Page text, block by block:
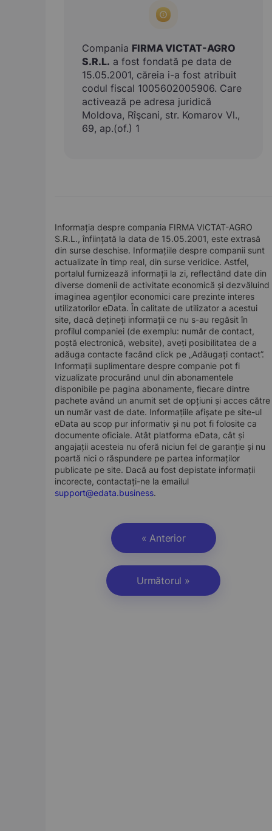
Compania FIRMA VICTAT-AGRO
S.R.L. a fost fondată pe data de
15.05.2001, căreia i-a fost atribuit
codul fiscal 1005602005906. Care
activează pe adresa juridică
Moldova, Rîşcani, str. Komarov Vl.,
69, ap.(of.) 1
Informația despre compania FIRMA VICTAT-AGRO
S.R.L., înființată la data de 15.05.2001, este extrasă
din surse deschise. Informațiile despre companii sunt
actualizate în timp real, din surse veridice. Astfel,
portalul furnizează informații la zi, reflectând date din
diverse domenii de activitate economică și dezvăluind
imaginea agenților economici care prezinte interes
utilizatorilor eData. În calitate de utilizator a acestui
site, dacă dețineți informații ce nu s-au regăsit în
profilul companiei (de exemplu: număr de contact,
poștă electronică, website), aveți posibilitatea de a
adăuga contacte facând click pe „Adăugați contact”.
Informații suplimentare despre companie pot fi
vizualizate procurând unul din abonamentele
disponibile pe pagina abonamente, fiecare dintre
pachete având un anumit set de opțiuni și acces către
un număr vast de date. Informațiile afișate pe site-ul
eData au scop pur informativ și nu pot fi folosite ca
documente oficiale. Atât platforma eData, cât și
angajații acesteia nu oferă niciun fel de garanție și nu
poartă nici o răspundere pe partea informaților
publicate pe site. Dacă au fost depistate informații
incorecte, contactați-ne la emailul
support@edata.business.
« Anterior
Următorul »